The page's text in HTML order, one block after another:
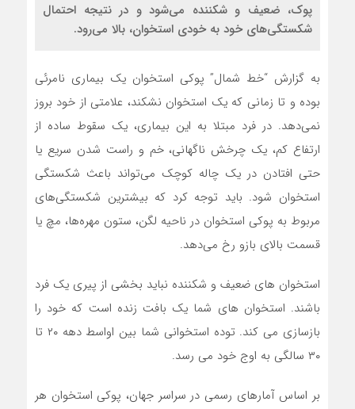
پوک، ضعیف و شکننده می‌شود و در نتیجه احتمال
شکستگی‌های خود به خودی استخوان، بالا می‌رود.
به گزارش “خط شمال” پوکی استخوان یک بیماری نامرئی
بوده و تا زمانی که یک استخوان نشکند، علامتی از خود بروز
نمی‌دهد. در فرد مبتلا به این بیماری، یک سقوط ساده از
ارتفاع کم، یک چرخش ناگهانی، خم و راست شدن سریع یا
حتی افتادن در یک چاله کوچک می‌تواند باعث شکستگی
استخوان شود. باید توجه کرد که بیشترین شکستگی‌های
مربوط به پوکی استخوان در ناحیه لگن، ستون مهره‌ها، مچ یا
قسمت بالای بازو رخ می‌دهد.
استخوان های ضعیف و شکننده نباید بخشی از پیری یک فرد
باشند. استخوان های شما یک بافت زنده است که خود را
بازسازی می کند. توده استخوانی شما بین اواسط دهه ۲۰ تا
۳۰ سالگی به اوج خود می رسد.
بر اساس آمارهای رسمی در سراسر جهان، پوکی استخوان هر